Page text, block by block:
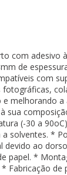
com
de
com
melhorando
sua
(-30 a
solventes. *
ao
papel. *